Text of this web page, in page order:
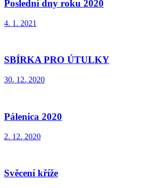
Poslední dny roku 2020
4. 1. 2021
SBÍRKA PRO ÚTULKY
30. 12. 2020
Pálenica 2020
2. 12. 2020
Svěcení kříže